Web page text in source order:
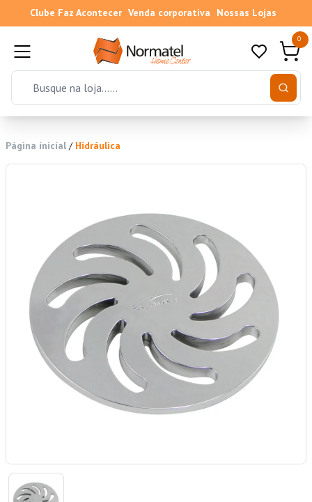
Clube Faz Acontecer Venda corporativa Nossas Lojas
0
Página inicial / Hidráulica